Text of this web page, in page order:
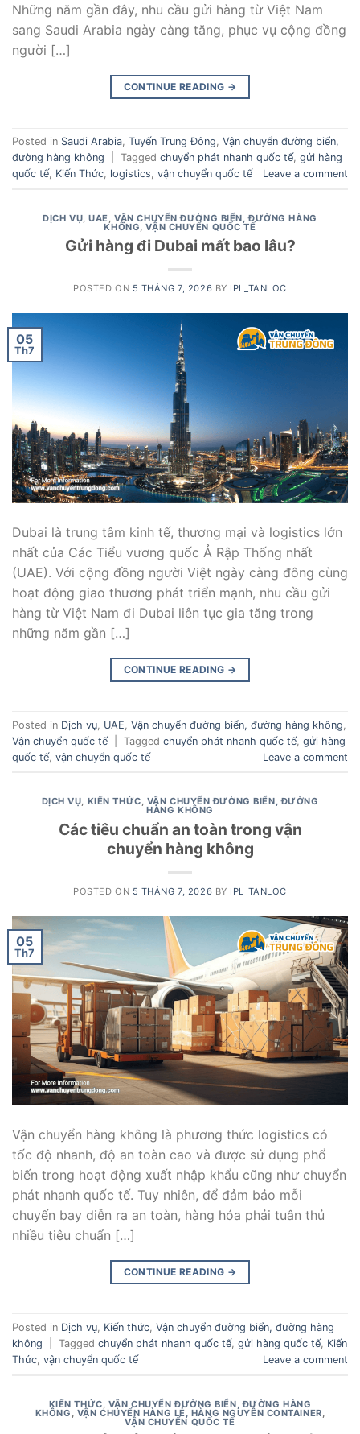
Những năm gần đây, nhu cầu gửi hàng từ Việt Nam
sang Saudi Arabia ngày càng tăng, phục vụ cộng đồng
người […]
CONTINUE READING →
Posted in Saudi Arabia, Tuyến Trung Đông, Vận chuyển đường biển,
đường hàng không
Tagged chuyển phát nhanh quốc tế, gửi hàng
quốc tế, Kiến Thức, logistics, vận chuyển quốc tế Leave a comment
DỊCH VỤ,UAE,VẬN CHUYỂN ĐƯỜNG BIỂN, ĐƯỜNG HÀNG
KHÔNG,VẬN CHUYỂN QUỐC TẾ
Gửi hàng đi Dubai mất bao lâu?
POSTED ON 5 THÁNG 7, 2026 BY IPL_TANLOC
05
Th7
Dubai là trung tâm kinh tế, thương mại và logistics lớn
nhất của Các Tiểu vương quốc Ả Rập Thống nhất
(UAE). Với cộng đồng người Việt ngày càng đông cùng
hoạt động giao thương phát triển mạnh, nhu cầu gửi
hàng từ Việt Nam đi Dubai liên tục gia tăng trong
những năm gần […]
CONTINUE READING →
Posted in Dịch vụ UAE Vận chuyển đường biển, đường hàng không
Vận chuyển quốc tế
Tagged chuyển phát nhanh quốc tế, gửi hàng
quốc tế, vận chuyển quốc tế Leave a comment
DỊCH VỤ, KIẾN THỨC, VẬN CHUYỂN ĐƯỜNG BIỂN, ĐƯỜNG
HÀNG KHÔNG
Các tiêu chuẩn an toàn trong vận
chuyển hàng không
POSTED ON 5 THÁNG 7, 2026 BY IPL_TANLOC
05
Th7
Vận chuyển hàng không là phương thức logistics có
tốc độ nhanh, độ an toàn cao và được sử dụng phổ
biến trong hoạt động xuất nhập khẩu cũng như chuyển
phát nhanh quốc tế. Tuy nhiên, để đảm bảo mỗi
chuyến bay diễn ra an toàn, hàng hóa phải tuân thủ
nhiều tiêu chuẩn […]
CONTINUE READING →
Posted in Dịch vụ Kiến thức Vận chuyển đường biển, đường hàng
không
Tagged chuyển phát nhanh quốc tế gửi hàng quốc tế Kiến
Thức vận chuyển quốc tế Leave a comment
KIẾN THỨC VẬN CHUYỂN ĐƯỜNG BIỂN, ĐƯỜNG HÀNG
KHÔNG VẬN CHUYỂN HÀNG LẺ, HÀNG NGUYÊN CONTAINER
VẬN CHUYỂN QUỐC TẾ